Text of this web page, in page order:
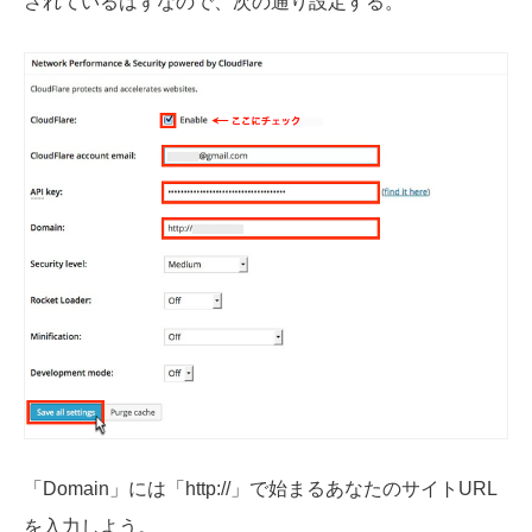
「Domain」には「http://」で始まるあなたのサイトURL
を入力しよう。